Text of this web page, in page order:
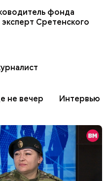
фонда
Сретенского
не вечер Интервью